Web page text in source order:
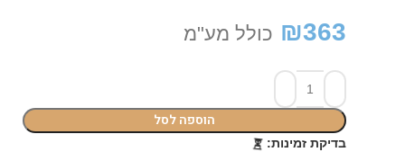
₪363 כולל מע"מ
הוספה לסל
בדיקת זמינות: ⏳